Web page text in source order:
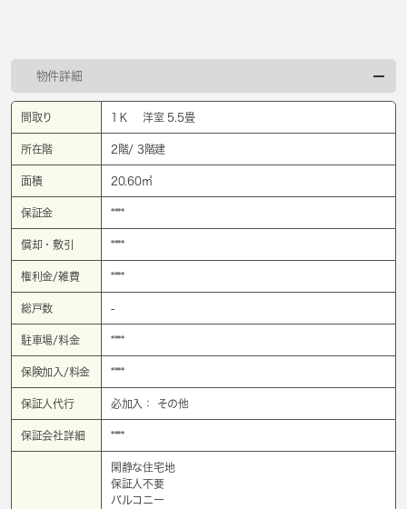
物件詳細
間取り 1Ｋ 洋室 5.5畳
所在階 2階/ 3階建
面積 20.60㎡
保証金 ****
償却・敷引 ****
権利金/雑費 ****
総戸数 -
駐車場/料金 ****
保険加入/料金 ****
保証人代行 必加入： その他
保証会社詳細 ****
閑静な住宅地
保証人不要
バルコニー